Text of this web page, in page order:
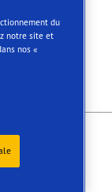
du
notre site et
nos «